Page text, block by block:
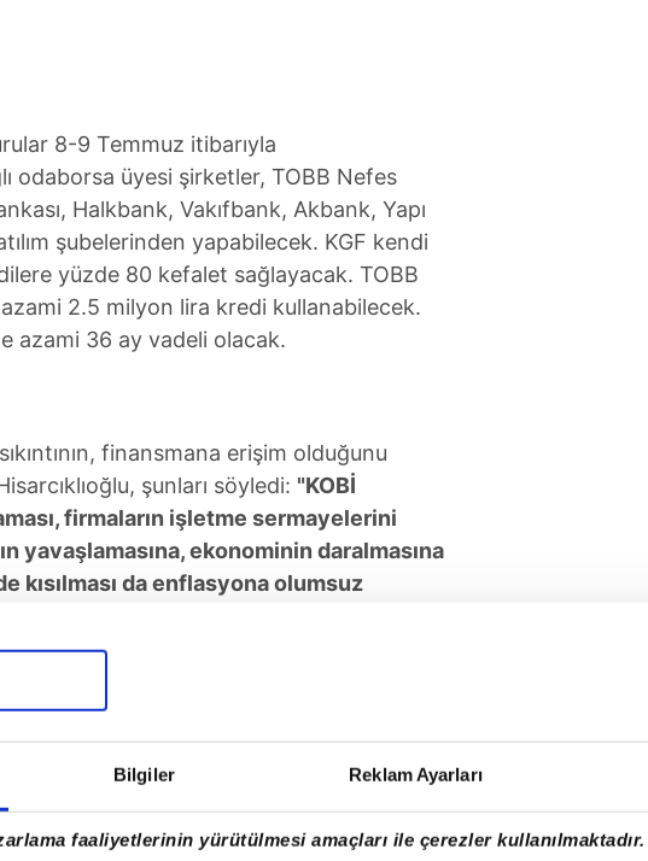
Bilgiler Reklam Ayarları
faaliyetlerinin yürütülmesi amaçları ile çerezler kullanılmaktadır.
8-9 Temmuz itibarıyla
odaborsa üyesi şirketler, TOBB Nefes
Halkbank, Vakıfbank, Akbank, Yapı
şubelerinden yapabilecek. KGF kendi
yüzde 80 kefalet sağlayacak. TOBB
2.5 milyon lira kredi kullanabilecek.
azami 36 ay vadeli olacak.
finansmana erişim olduğunu
şunları söyledi: "KOBİ
firmaların işletme sermayelerini
yavaşlamasına, ekonominin daralmasına
kısılması da enflasyona olumsuz
hafifletmek ve ülkemiz ekonomisinin can
üzere TOBB, KGF ve bankalar güç birliği
finansman desteği sağlamak
Kredisi'ni başlatıyoruz."
Özegen ise KGF olarak şu ana